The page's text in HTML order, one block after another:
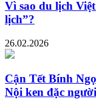
Vì sao du lịch
lịch”?
26.02.2026
Cận Tết Bính
Nội ken đặc